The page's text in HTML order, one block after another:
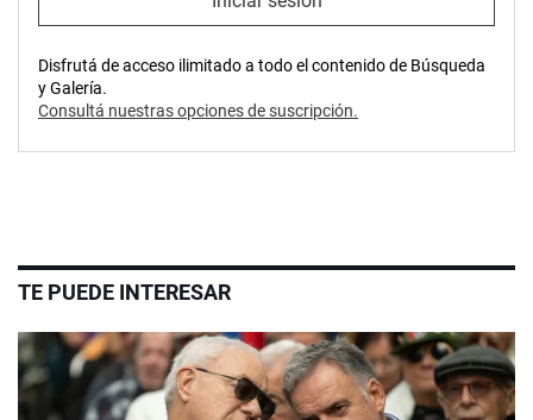
Disfrutá de acceso ilimitado a todo el contenido de Búsqueda
y Galería.
Consultá nuestras opciones de suscripción.
TE PUEDE INTERESAR